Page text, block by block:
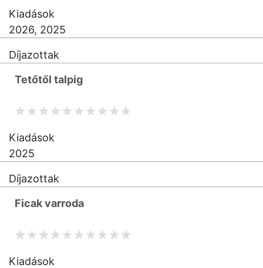
Kiadások
2026, 2025
Díjazottak
Tetőtől talpig
Kiadások
2025
Díjazottak
Ficak varroda
Kiadások